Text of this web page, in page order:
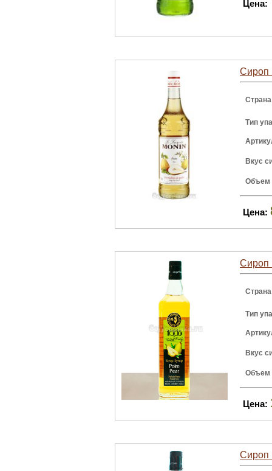
Цена:
Сироп
Тип
Вкус
Объем
Цена:
Сироп
Тип
Вкус
Объем
Цена:
Сироп